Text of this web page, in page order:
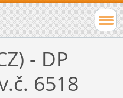
- DP
6518